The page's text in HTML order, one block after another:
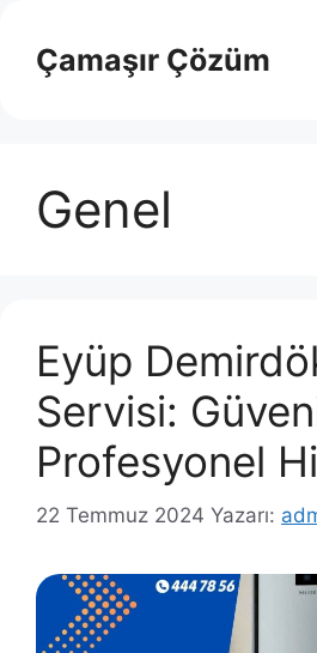
Çamaşır Çözüm
Genel
Eyüp
Servisi:
Profesyonel
22 Temmuz 2024 Yazarı: